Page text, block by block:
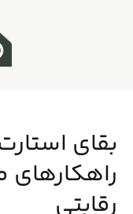
بقای
رقابتی